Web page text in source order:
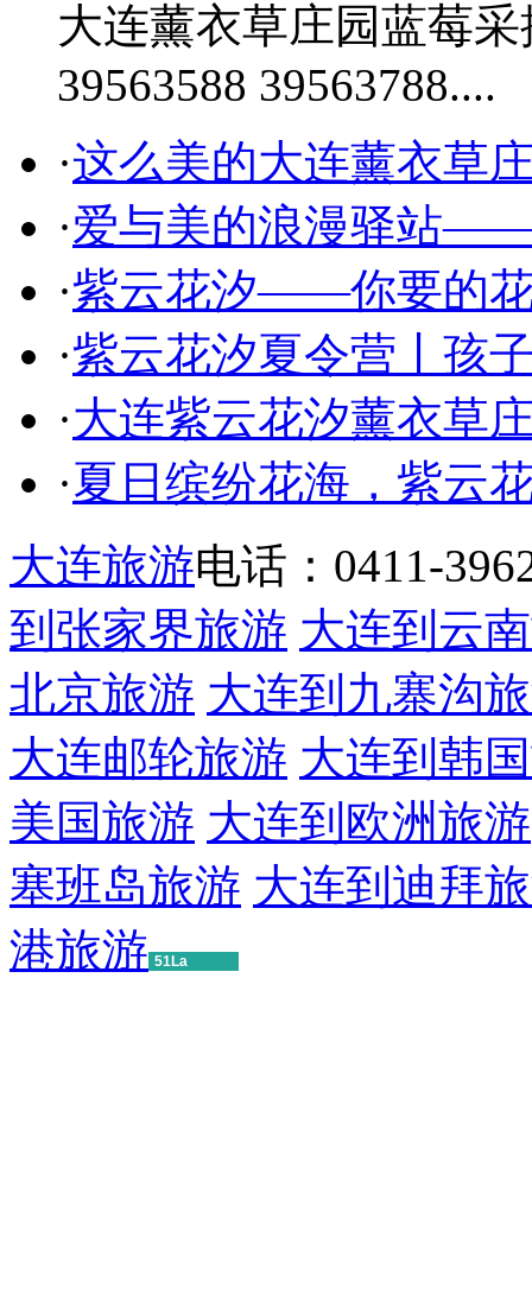
大连薰衣草庄园蓝莓
39563588 39563788....
·这么美的大连薰衣草
·爱与美的浪漫驿站
·紫云花汐——你要的
·紫云花汐夏令营丨孩
·大连紫云花汐薰衣草
·夏日缤纷花海，紫云
大连旅游电话：0411-
到张家界旅游 大连到云
北京旅游 大连到九寨沟
大连邮轮旅游 大连到韩
美国旅游 大连到欧洲旅游
塞班岛旅游 大连到迪拜
港旅游 51La